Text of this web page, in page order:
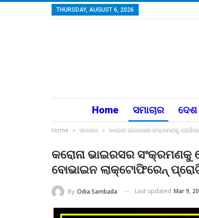
THURSDAY, AUGUST 6, 2026
Home ସମାଚାର
Home ସମାଚାର କରୋନା ଭାଇରସର ସଂକ୍ରମଣକୁ
କରୋନା ଭାଇରସର ସଂକ୍ରମଣକୁ
ବୋଭାଇନ ଲାକ୍ଟୋଫିରେନ୍
By Odia Sambada Last updated Mar 9,